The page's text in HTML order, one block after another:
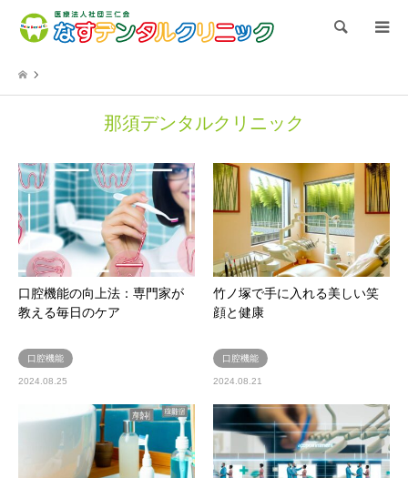
検索
那須デンタルクリニック
口腔機能の向上法：専門家が
教える毎日のケア
口腔機能
2024.08.25
竹ノ塚で手に入れる美しい笑
顔と健康
口腔機能
2024.08.21